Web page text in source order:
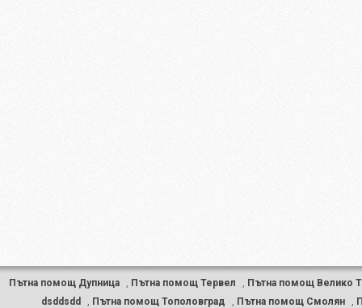
Пътна помощ Дупница , Пътна помощ Тервел , Пътна помощ Велико
dsddsdd
, Пътна помощ Тополовград , Пътна помощ Смолян ,